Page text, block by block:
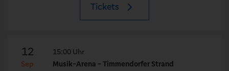
Tickets
12
Sep
15:00 Uhr
Musik-Arena - Timmendorfer Strand